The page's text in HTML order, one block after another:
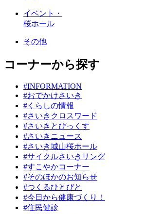
イベント・
桜ホール
その他
コーナーから探す
#INFORMATION
#おでかけさいき
#くらしの情報
#さいきクロスワード
#さいきとぴっくす
#さいきニュース
#さいき城山桜ホール
#サイクルさいきリング
#すこやかコーナー
#そのほかのお知らせ
#つくるひとびと
#今日から健康づくり！
#住民健診